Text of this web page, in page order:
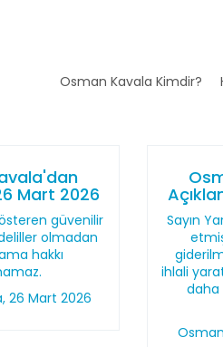
Osman Kavala Kimdir?
Mart 2026
güvenilir
olmadan
hakkı
26 Mart 2026
Sayın
ihlali
daha